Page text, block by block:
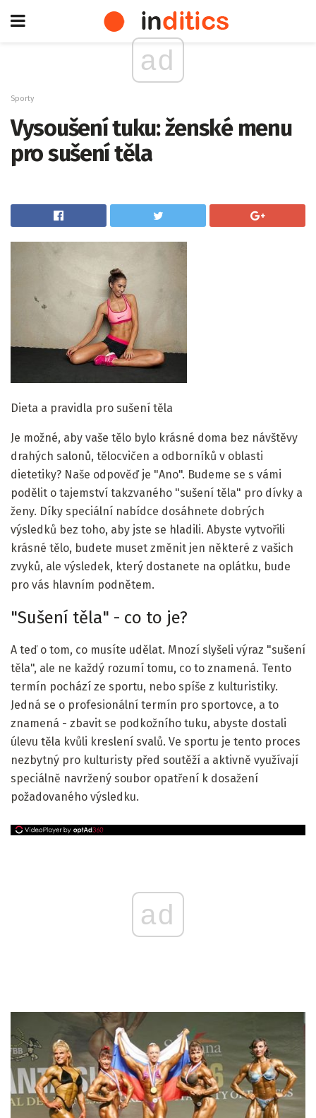
ad
Sporty
Vysoušení tuku: ženské menu
pro sušení těla
Dieta a pravidla pro sušení těla
Je možné, aby vaše tělo bylo krásné doma bez návštěvy
drahých salonů, tělocvičen a odborníků v oblasti
dietetiky? Naše odpověď je "Ano". Budeme se s vámi
podělit o tajemství takzvaného "sušení těla" pro dívky a
ženy. Díky speciální nabídce dosáhnete dobrých
výsledků bez toho, aby jste se hladili. Abyste vytvořili
krásné tělo, budete muset změnit jen některé z vašich
zvyků, ale výsledek, který dostanete na oplátku, bude
pro vás hlavním podnětem.
"Sušení těla" - co to je?
A teď o tom, co musíte udělat. Mnozí slyšeli výraz "sušení
těla", ale ne každý rozumí tomu, co to znamená. Tento
termín pochází ze sportu, nebo spíše z kulturistiky.
Jedná se o profesionální termín pro sportovce, a to
znamená - zbavit se podkožního tuku, abyste dostali
úlevu těla kvůli kreslení svalů. Ve sportu je tento proces
nezbytný pro kulturisty před soutěží a aktivně využívají
speciálně navržený soubor opatření k dosažení
požadovaného výsledku.
ad